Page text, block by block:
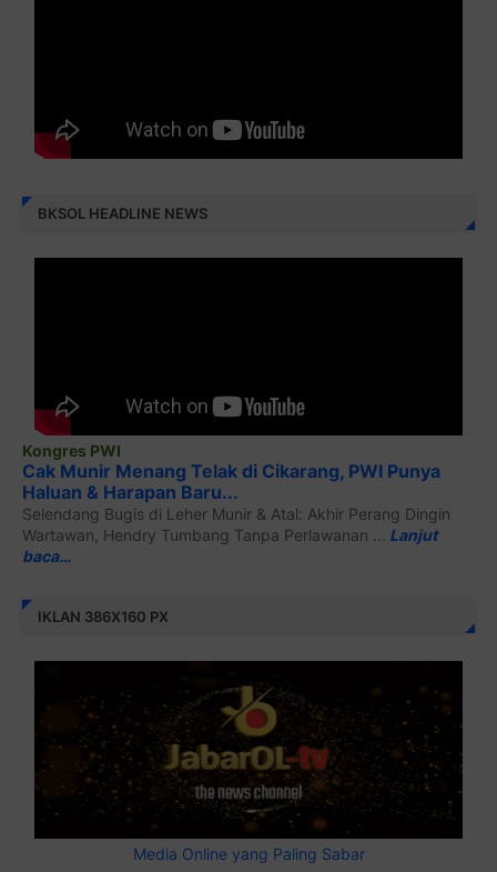
BKSOL HEADLINE NEWS
Kongres PWI
Cak Munir Menang Telak di Cikarang, PWI Punya
Haluan & Harapan Baru...
Selendang Bugis di Leher Munir & Atal: Akhir Perang Dingin
Wartawan, Hendry Tumbang Tanpa Perlawanan ...
Lanjut
baca…
IKLAN 386X160 PX
Media Online yang Paling Sabar